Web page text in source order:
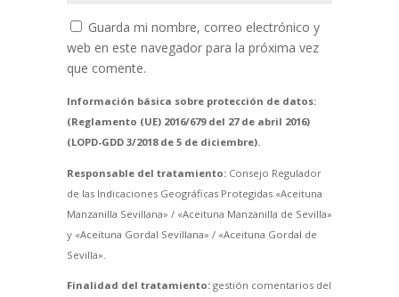
Guarda mi nombre, correo electrónico y
web en este navegador para la próxima vez
que comente.
Información básica sobre protección de datos:
(Reglamento (UE) 2016/679 del 27 de abril 2016)
(LOPD-GDD 3/2018 de 5 de diciembre).
Responsable del tratamiento:Consejo Regulador
de las Indicaciones Geográficas Protegidas «Aceituna
Manzanilla Sevillana» / «Aceituna Manzanilla de Sevilla»
y «Aceituna Gordal Sevillana» / «Aceituna Gordal de
Sevilla».
Finalidad del tratamiento:gestión comentarios del